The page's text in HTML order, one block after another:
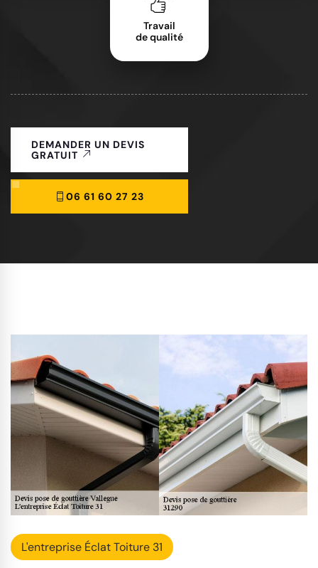
Travail
de qualité
DEMANDER UN DEVIS
GRATUIT
06 61 60 27 23
L'entreprise Éclat Toiture 31